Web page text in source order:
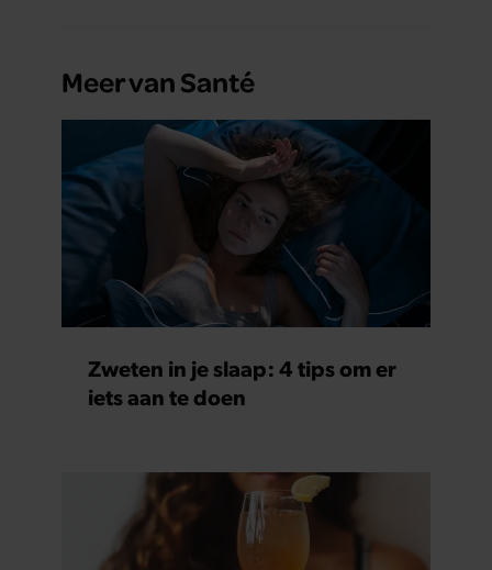
Meer van Santé
Zweten in je slaap: 4 tips om er
iets aan te doen